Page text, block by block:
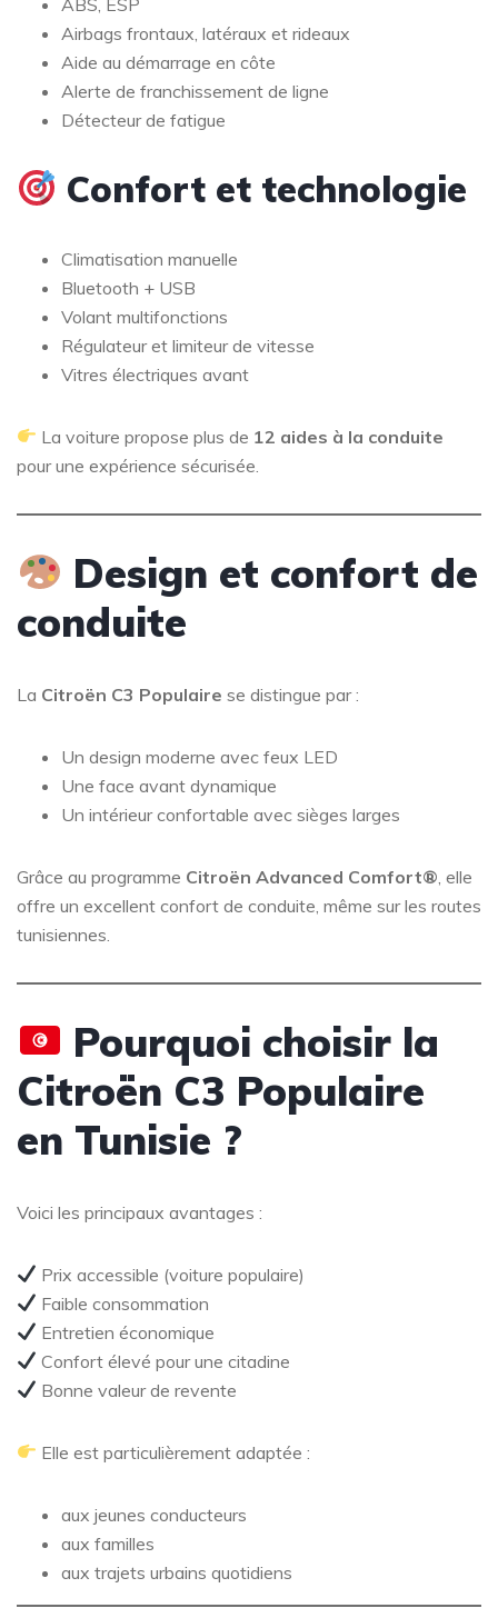
Airbags frontaux, latéraux et rideaux
Aide au démarrage en côte
Alerte de franchissement de ligne
Détecteur de fatigue
Confort et technologie
Climatisation manuelle
Bluetooth + USB
Volant multifonctions
Régulateur et limiteur de vitesse
Vitres électriques avant
La voiture propose plus de 12 aides à la conduite
pour une expérience sécurisée.
Design et confort de
conduite
La Citroën C3 Populaire se distingue par :
Un design moderne avec feux LED
Une face avant dynamique
Un intérieur confortable avec sièges larges
Grâce au programme Citroën Advanced Comfort® , elle
offre un excellent confort de conduite, même sur les routes
tunisiennes.
Pourquoi choisir la
Citroën C3 Populaire
en Tunisie ?
Voici les principaux avantages :
Prix accessible (voiture populaire)
Faible consommation
Entretien économique
Confort élevé pour une citadine
Bonne valeur de revente
Elle est particulièrement adaptée :
aux jeunes conducteurs
aux familles
aux trajets urbains quotidiens